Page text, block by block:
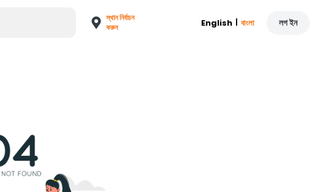
স্থান নির্বাচন
করুন
English | বাংলা লগ ইন